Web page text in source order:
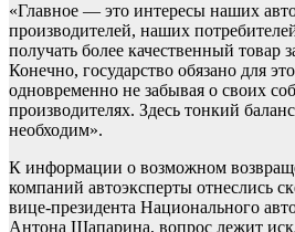
«Главное — это интересы наших
производителей, наших
получать более качественный товар
Конечно, государство обязано для
одновременно не забывая о своих
производителях. Здесь тонкий
необходим».
К информации о возможном
компаний автоэксперты отнеслись
вице-президента Национального
Антона Шапарина, вопрос лежит